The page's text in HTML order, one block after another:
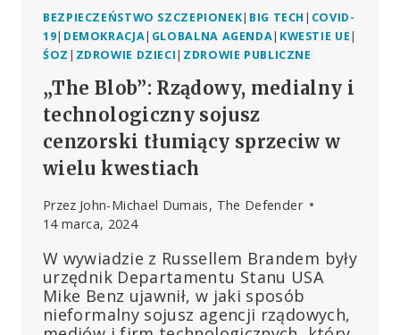
BEZPIECZEŃSTWO SZCZEPIONEK| BIG TECH | COVID-
19| DEMOKRACJA| GLOBALNA AGENDA| KWESTIE UE|
ŚOZ | ZDROWIE DZIECI| ZDROWIE PUBLICZNE
„The Blob”: Rządowy, medialny i
technologiczny sojusz
cenzorski tłumiący sprzeciw w
wielu kwestiach
Przez John-Michael Dumais, The Defender
14 marca, 2024
W wywiadzie z Russellem Brandem były
urzędnik Departamentu Stanu USA
Mike Benz ujawnił, w jaki sposób
nieformalny sojusz agencji rządowych,